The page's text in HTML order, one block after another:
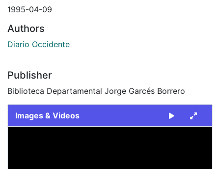
1995-04-09
Authors
Diario Occidente
Publisher
Biblioteca Departamental Jorge Garcés Borrero
Images & Videos